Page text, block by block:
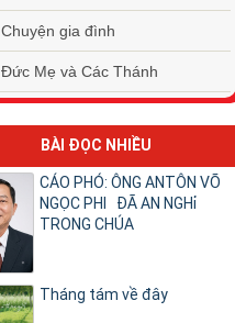
Chuyện gia đình
Đức Mẹ và Các Thánh
BÀI ĐỌC NHIỀU
CÁO PHÓ: ÔNG ANTÔN VÕ
NGỌC PHI ĐÃ AN NGHỉ
TRONG CHÚA
Tháng tám về đây